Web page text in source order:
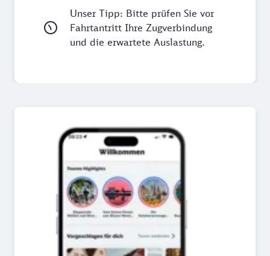
Unser Tipp: Bitte prüfen Sie vor
Fahrtantritt Ihre Zugverbindung
und die erwartete Auslastung.